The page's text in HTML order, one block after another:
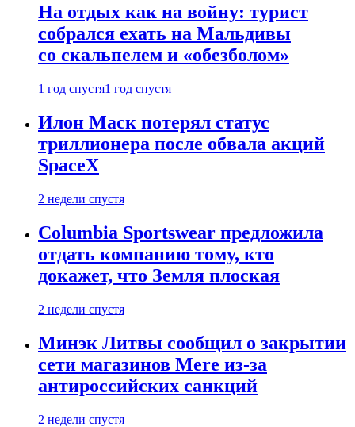
На отдых как на войну: турист
собрался ехать на Мальдивы
со скальпелем и «обезболом»
1 год спустя1 год спустя
Илон Маск потерял статус
триллионера после обвала акций
SpaceX
2 недели спустя
Columbia Sportswear предложила
отдать компанию тому, кто
докажет, что Земля плоская
2 недели спустя
Минэк Литвы сообщил о закрытии
сети магазинов Mere из-за
антироссийских санкций
2 недели спустя